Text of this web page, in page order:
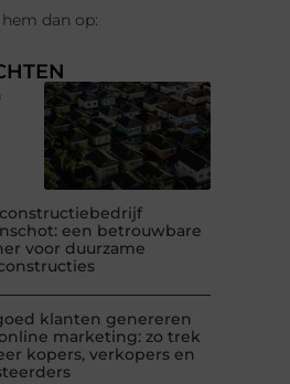
dan op:
een betrouwbare
voor duurzame
klanten genereren
marketing: zo trek
kopers, verkopers en